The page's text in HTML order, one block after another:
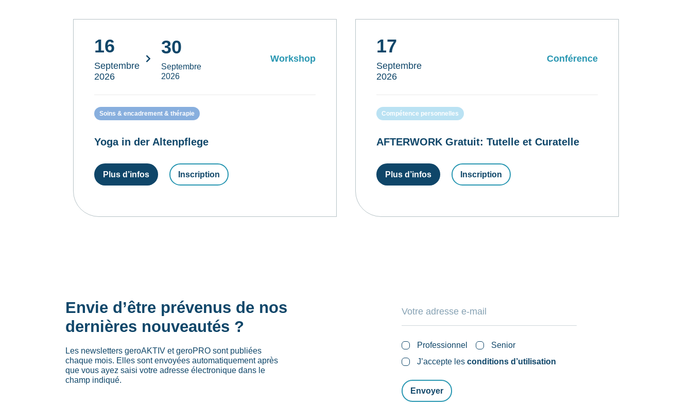
16
Septembre
2026
30
Septembre
2026
Workshop
Soins & encadrement & thérapie
Yoga in der Altenpflege
Plus d’infos Inscription
17
Septembre
2026
Conférence
Compétence personnelles
AFTERWORK Gratuit: Tutelle et Curatelle
Plus d’infos Inscription
Envie d’être prévenus de nos
dernières nouveautés ?
Les newsletters geroAKTIV et geroPRO sont publiées
chaque mois. Elles sont envoyées automatiquement après
que vous ayez saisi votre adresse électronique dans le
champ indiqué.
Professionnel
Senior
J’accepte lesconditions d’utilisation